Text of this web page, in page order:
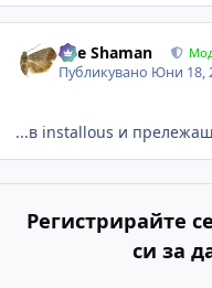
The Shaman
Публикувано Юни 18,
...в installous и
Регистрирайте
си за